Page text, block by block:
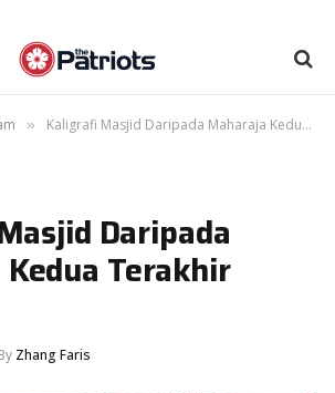
» Kaligrafi Masjid Daripada Maharaja Kedua Terakhir China
Daripada
Terakhir
Zhang Faris